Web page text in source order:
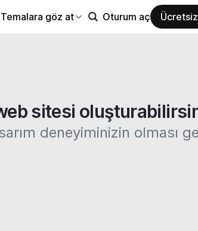
Temalara göz at Oturum aç
sitesi
deneyiminizin olması